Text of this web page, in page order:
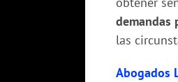
demandas
las
Abogados